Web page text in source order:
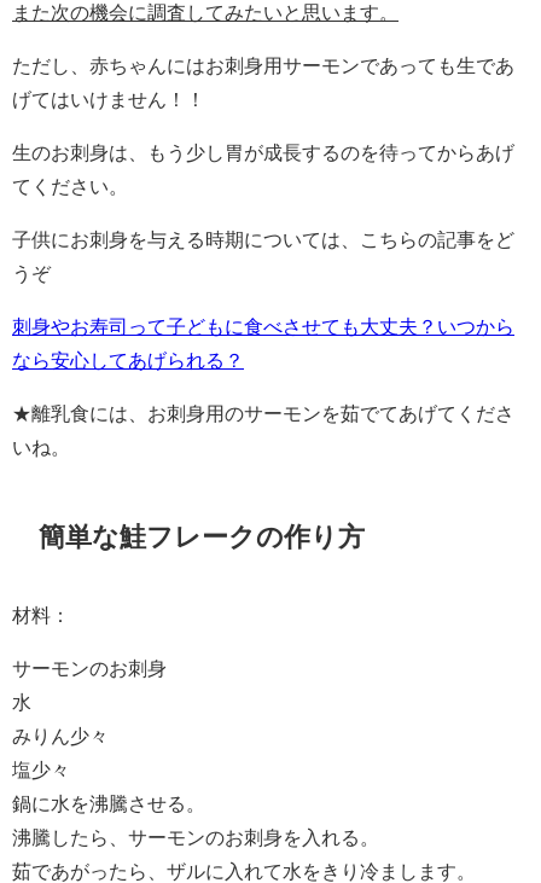
また次の機会に調査してみたいと思います。
ただし、赤ちゃんにはお刺身用サーモンであっても生であ
げてはいけません！！
生のお刺身は、もう少し胃が成長するのを待ってからあげ
てください。
子供にお刺身を与える時期については、こちらの記事をど
うぞ
刺身やお寿司って子どもに食べさせても大丈夫？いつから
なら安心してあげられる？
★離乳食には、お刺身用のサーモンを茹でてあげてくださ
いね。
簡単な鮭フレークの作り方
材料：
サーモンのお刺身
水
みりん少々
塩少々
鍋に水を沸騰させる。
沸騰したら、サーモンのお刺身を入れる。
茹であがったら、ザルに入れて水をきり冷まします。